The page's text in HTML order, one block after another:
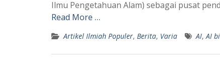
A
p
r
m
Ilmu Pengetahuan Alam) sebagai pusat
Read More …
Artikel Ilmiah Populer, Berita, Varia AI,AI